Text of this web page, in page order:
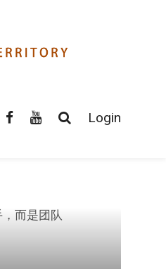
Login